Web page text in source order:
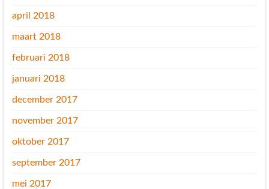
april 2018
maart 2018
februari 2018
januari 2018
december 2017
november 2017
oktober 2017
september 2017
mei 2017